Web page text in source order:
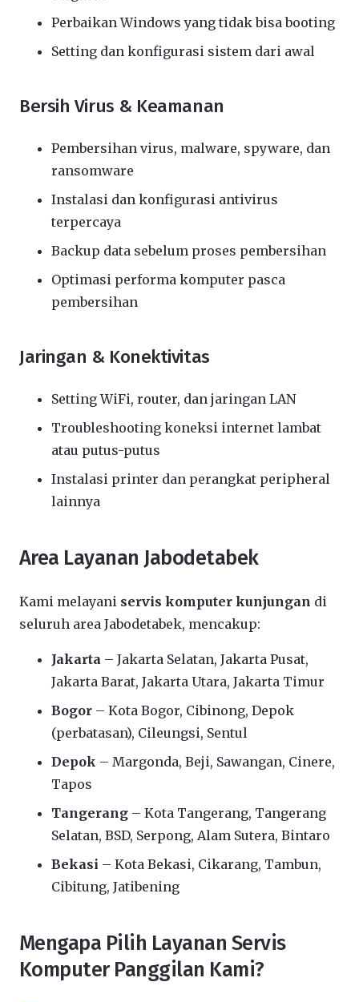
Perbaikan Windows yang tidak bisa booting
Setting dan konfigurasi sistem dari awal
Bersih Virus & Keamanan
Pembersihan virus, malware, spyware, dan
ransomware
Instalasi dan konfigurasi antivirus
terpercaya
Backup data sebelum proses pembersihan
Optimasi performa komputer pasca
pembersihan
Jaringan & Konektivitas
Setting WiFi, router, dan jaringan LAN
Troubleshooting koneksi internet lambat
atau putus-putus
Instalasi printer dan perangkat peripheral
lainnya
Area Layanan Jabodetabek
Kami melayani servis komputer kunjungan di
seluruh area Jabodetabek, mencakup:
Jakarta – Jakarta Selatan, Jakarta Pusat,
Jakarta Barat, Jakarta Utara, Jakarta Timur
Bogor – Kota Bogor, Cibinong, Depok
(perbatasan), Cileungsi, Sentul
Depok – Margonda, Beji, Sawangan, Cinere,
Tapos
Tangerang – Kota Tangerang, Tangerang
Selatan, BSD, Serpong, Alam Sutera, Bintaro
Bekasi – Kota Bekasi, Cikarang, Tambun,
Cibitung, Jatibening
Mengapa Pilih Layanan Servis
Komputer Panggilan Kami?